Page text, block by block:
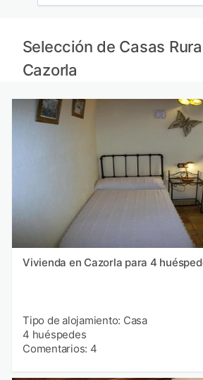
Selección de Casas
Cazorla
Vivienda en Cazorla para 4
Tipo de alojamiento: Casa
4 huéspedes
Comentarios: 4